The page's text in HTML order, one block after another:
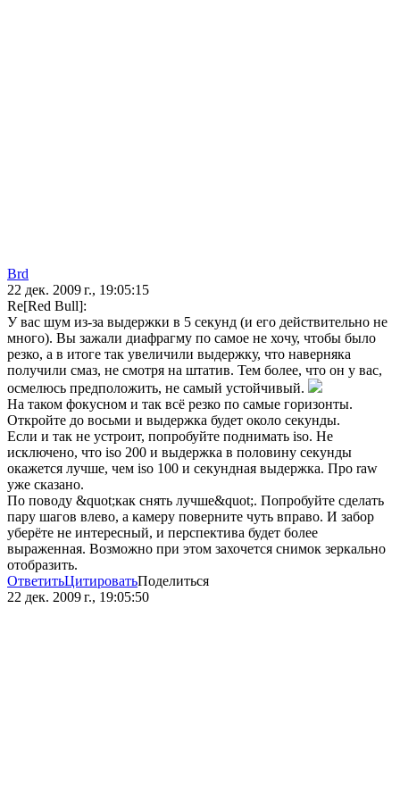
Brd
22 дек. 2009 г., 19:05:15
Re[Red Bull]:
У вас шум из-за выдержки в 5 секунд (и его действительно не
много). Вы зажали диафрагму по самое не хочу, чтобы было
резко, а в итоге так увеличили выдержку, что наверняка
получили смаз, не смотря на штатив. Тем более, что он у вас,
осмелюсь предположить, не самый устойчивый.
На таком фокусном и так всё резко по самые горизонты.
Откройте до восьми и выдержка будет около секунды.
Если и так не устроит, попробуйте поднимать iso. Не
исключено, что iso 200 и выдержка в половину секунды
окажется лучше, чем iso 100 и секундная выдержка. Про raw
уже сказано.
По поводу &quot;как снять лучше&quot;. Попробуйте сделать
пару шагов влево, а камеру поверните чуть вправо. И забор
уберёте не интересный, и перспектива будет более
выраженная. Возможно при этом захочется снимок зеркально
отобразить.
ОтветитьЦитироватьПоделиться
22 дек. 2009 г., 19:05:50